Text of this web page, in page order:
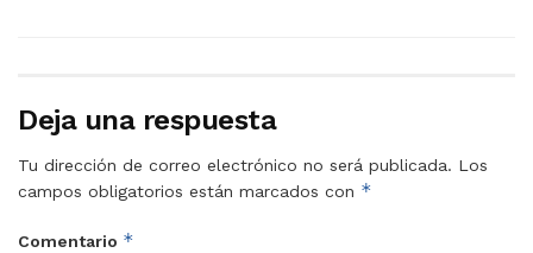
Deja una respuesta
Tu dirección de correo electrónico no será publicada. Los
campos obligatorios están marcados con *
Comentario *